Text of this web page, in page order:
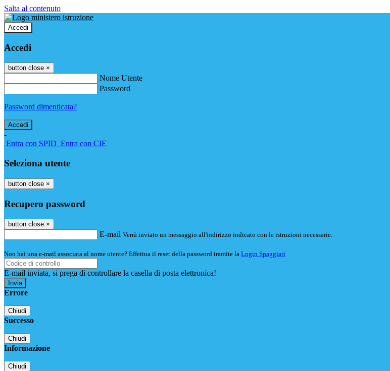
Salta al contenuto
Accedi
Accedi
button close ×
Nome Utente
Password
Password dimenticata?
-
Entra con SPID Entra con CIE
Seleziona utente
button close ×
Recupero password
button close ×
E-mail Verrà inviato un messaggio all'indirizzo indicato con le istruzioni necessarie.
Non hai una e-mail associata al nome utente? Effettua il reset della password tramite la Login Spaggiari
E-mail inviata, si prega di controllare la casella di posta elettronica!
Errore
Chiudi
Successo
Chiudi
Informazione
Chiudi